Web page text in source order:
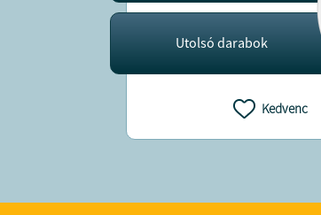
Utolsó darabok
Kedvenc